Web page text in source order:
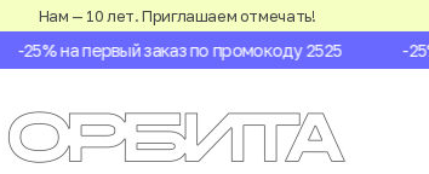
Нам — 10 лет. Приглашаем отмечать!
-25% на первый заказ по промокоду 2525 -25%